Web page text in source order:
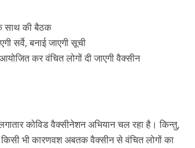
साथ की बैठक
सर्वे, बनाई जाएगी सूची
कर वंचित लोगों दी जाएगी वैक्सीन
कोविड वैक्सीनेशन अभियान चल रहा है। किन्तु,
भी कारणवश अबतक वैक्सीन से वंचित लोगों का